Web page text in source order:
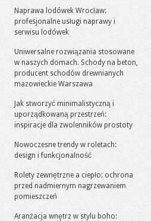
Naprawa lodówek Wrocław:
profesjonalne usługi naprawy i
serwisu lodówek
Uniwersalne rozwiązania stosowane
w naszych domach. Schody na beton,
producent schodów drewnianych
mazowieckie Warszawa
Jak stworzyć minimalistyczną i
uporządkowaną przestrzeń:
inspiracje dla zwolenników prostoty
Nowoczesne trendy w roletach:
design i funkcjonalność
Rolety zewnętrzne a ciepło: ochrona
przed nadmiernym nagrzewaniem
pomieszczeń
Aranżacja wnętrz w stylu boho: